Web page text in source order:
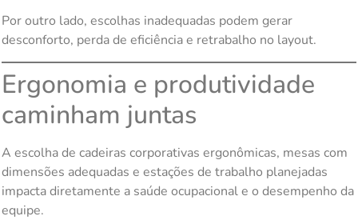
Por outro lado, escolhas inadequadas podem gerar
desconforto, perda de eficiência e retrabalho no layout.
Ergonomia e produtividade
caminham juntas
A escolha de cadeiras corporativas ergonômicas, mesas com
dimensões adequadas e estações de trabalho planejadas
impacta diretamente a saúde ocupacional e o desempenho da
equipe.